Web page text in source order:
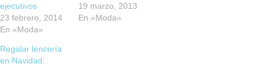
ejecutivos
23 febrero, 2014
En «Moda»
19 marzo, 2013
En «Moda»
Regalar lencería
en Navidad: